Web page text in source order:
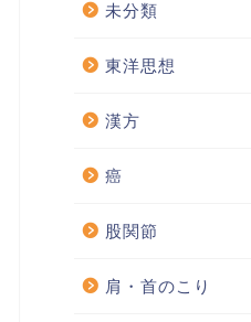
未分類
東洋思想
漢方
癌
股関節
肩・首のこり